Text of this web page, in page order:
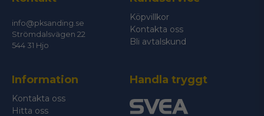
info@pksanding.se
Strömdalsvägen 22
544 31 Hjo
Köpvillkor
Kontakta oss
Bli avtalskund
Information
Kontakta oss
Hitta oss
Handla tryggt